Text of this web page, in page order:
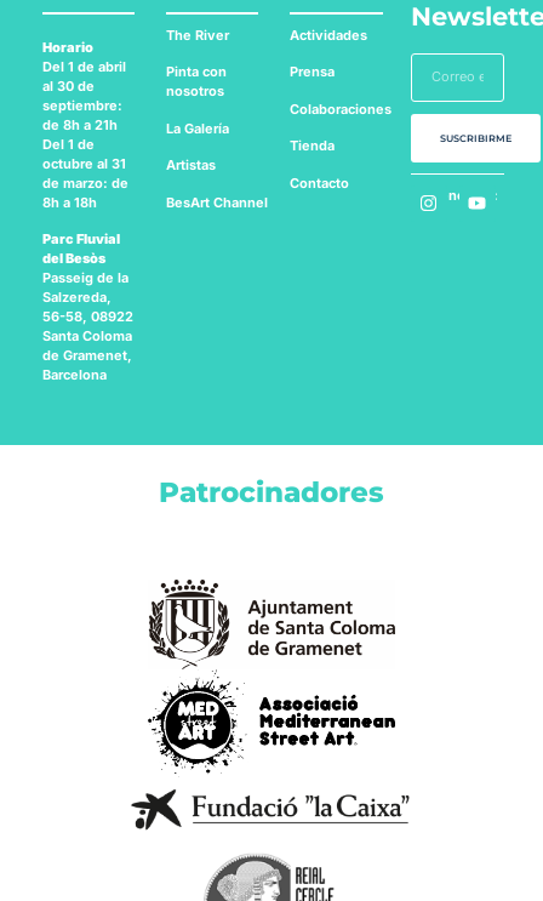
Horario
Del 1 de abril
al 30 de
septiembre:
de 8h a 21h
Del 1 de
octubre al 31
de marzo: de
8h a 18h
Parc Fluvial
del Besòs
Passeig de la
Salzereda,
56-58, 08922
Santa Coloma
de Gramenet,
Barcelona
The River
Pinta con
nosotros
La Galería
Artistas
BesArt Channel
Actividades
Prensa
Colaboraciones
Tienda
Contacto
SUSCRIBIRME
Síguenos en:
Patrocinadores